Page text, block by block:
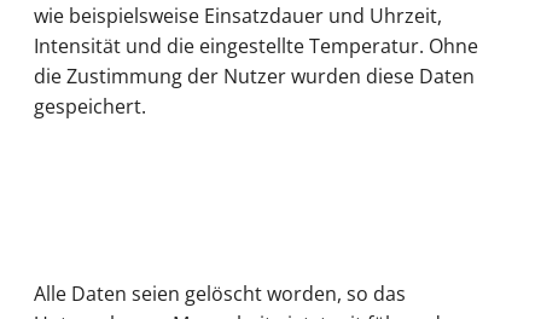
wie beispielsweise Einsatzdauer und Uhrzeit,
Intensität und die eingestellte Temperatur. Ohne
die Zustimmung der Nutzer wurden diese Daten
gespeichert.
Alle Daten seien gelöscht worden, so das